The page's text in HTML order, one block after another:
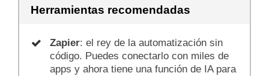
Herramientas recomendadas
Zapier: el rey de la automatización sin
código. Puedes conectarlo con miles de
apps y ahora tiene una función de IA para